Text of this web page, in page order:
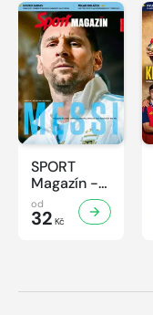
SPORT
Magazín -
32/2026
od
32 Kč